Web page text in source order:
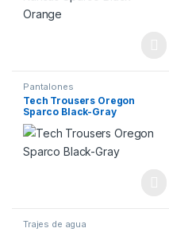
Pantalones
Tech Trousers Oregon
Sparco Black-Gray
Trajes de agua